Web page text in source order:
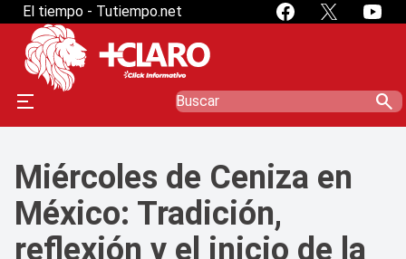
El tiempo - Tutiempo.net
search
Miércoles de Ceniza en
México: Tradición,
reflexión y el inicio de la